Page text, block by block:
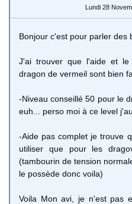
Lundi 28
Bonjour c'est pour parler des
J'ai trouver que l'aide et
dragon de vermeil sont bien
-Niveau conseillé 50 pour le
euh... perso moi à ce level
-Aide pas complet je trouve
utiliser que pour les
(tambourin de tension
le possède donc voila)
Voila Mon avi, je n'est pas